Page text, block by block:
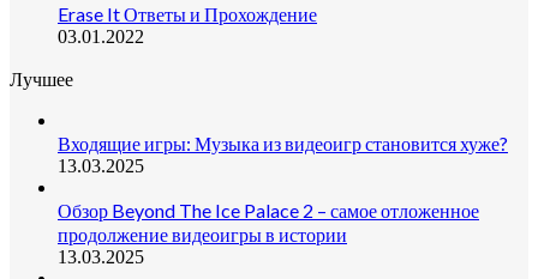
Erase It Ответы и Прохождение
03.01.2022
Лучшее
Входящие игры: Музыка из видеоигр становится хуже?
13.03.2025
Обзор Beyond The Ice Palace 2 – самое отложенное
продолжение видеоигры в истории
13.03.2025